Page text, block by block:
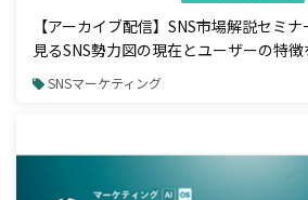
【アーカイブ配信】SNS市場解説セミ
見るSNS勢力図の現在とユーザーの特
SNSマーケティング